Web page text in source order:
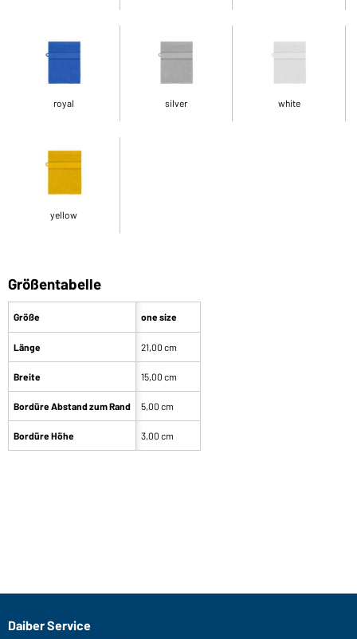
royal silver white
yellow
Größentabelle
Größe
Länge
Breite
Bordüre Abstand zum Rand
Bordüre Höhe
one size
21,00 cm
15,00 cm
5,00 cm
3,00 cm
Daiber Service